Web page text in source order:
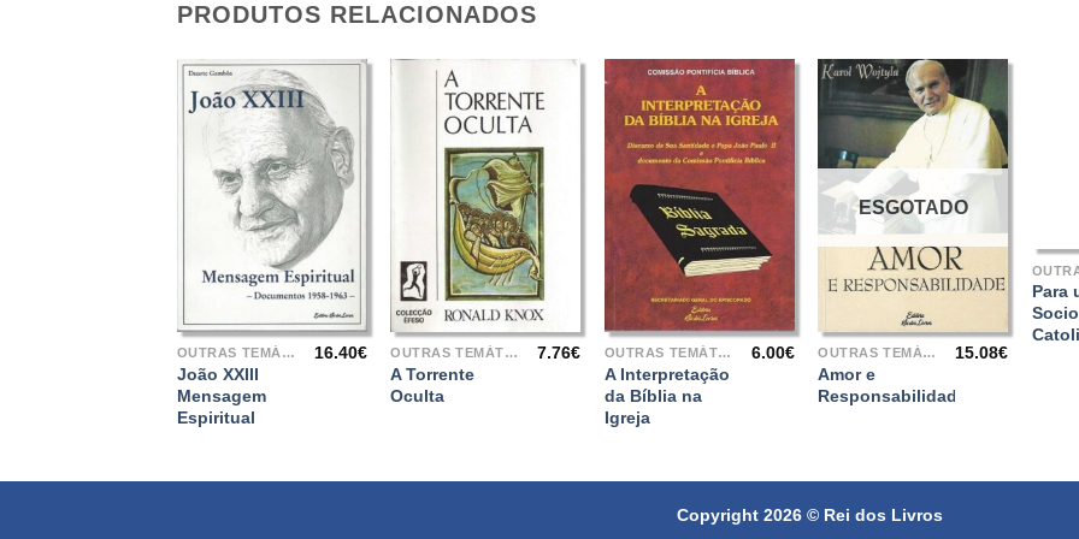
PRODUTOS RELACIONADOS
OUTRAS TEMÁTICAS
João XXIII
Mensagem
Espiritual
16.40€
+
OUTRAS TEMÁTICAS
A Torrente
Oculta
7.76€ OUTRAS TEMÁTICAS
A Interpretação
da Bíblia na
Igreja
6.00€
ESGOTADO
OUTRAS TEMÁTICAS
Amor e
Responsabilidade
15.08€
Para
Copyright 2026 © Rei dos Livros